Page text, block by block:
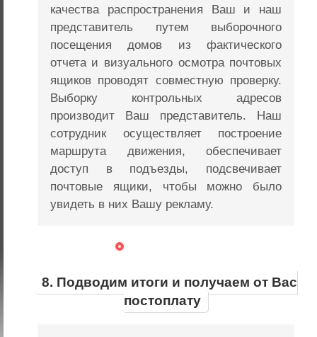
качества распространения Ваш и наш
представитель путем выборочного
посещения домов из фактического
отчета и визуального осмотра почтовых
ящиков проводят совместную проверку.
Выборку контрольных адресов
производит Ваш представитель. Наш
сотрудник осуществляет построение
маршрута движения, обеспечивает
доступ в подъезды, подсвечивает
почтовые ящики, чтобы можно было
увидеть в них Вашу рекламу.
8. Подводим итоги и получаем от Вас
постоплату